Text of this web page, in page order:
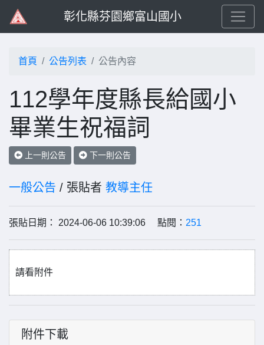
彰化縣芬園鄉富山國小
首頁 公告列表 公告內容
112學年度縣長給國小
畢業生祝福詞
上一則公告 下一則公告
一般公告 / 張貼者 教導主任
張貼日期： 2024-06-06 10:39:06 點閱： 251
請看附件
附件下載